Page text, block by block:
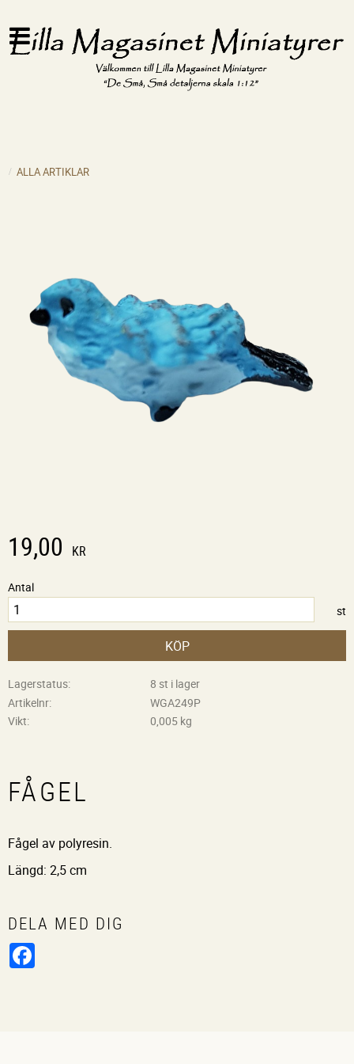
ALLA ARTIKLAR
19,00 KR
Antal
st
KÖP
Lagerstatus
8 st i lager
Artikelnr
WGA249P
Vikt
0,005 kg
FÅGEL
Fågel av polyresin.
Längd: 2,5 cm
DELA MED DIG